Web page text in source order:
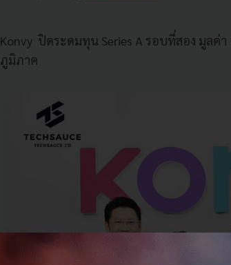
Konvy ปิดระดมทุน Series A รอบที่สอง มูลค่
ภูมิภาค